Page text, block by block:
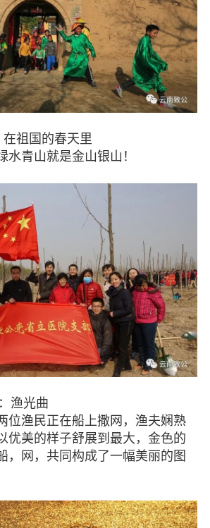
祖国的春天里
青山就是金山银山！
渔光曲
渔民正在船上撒网，渔夫娴熟
优美的样子舒展到最大，金色的
，网，共同构成了一幅美丽的图